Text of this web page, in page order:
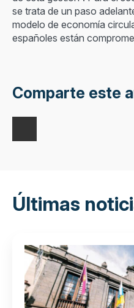
se trata de un paso
modelo de economía
españoles están
Comparte este
Últimas